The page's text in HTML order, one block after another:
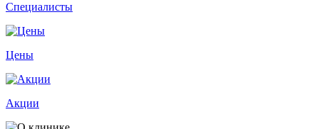
Специалисты
Цены
Акции